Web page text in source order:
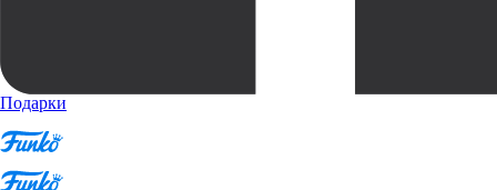
Подарки